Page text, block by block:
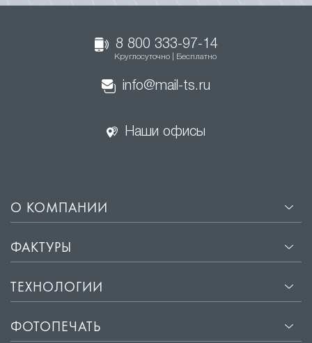
8 800 333-97-14
Круглосуточно | Бесплатно
info@mail-ts.ru
Наши офисы
О КОМПАНИИ
ФАКТУРЫ
ТЕХНОЛОГИИ
ФОТОПЕЧАТЬ